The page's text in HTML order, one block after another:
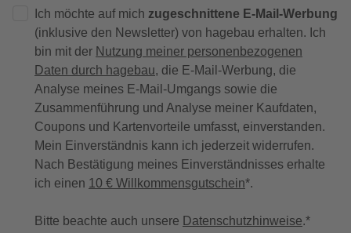
Ich möchte auf mich zugeschnittene E-Mail-Werbung
(inklusive den Newsletter) von hagebau erhalten. Ich
bin mit der Nutzung meiner personenbezogenen
Daten durch hagebau, die E-Mail-Werbung, die
Analyse meines E-Mail-Umgangs sowie die
Zusammenführung und Analyse meiner Kaufdaten,
Coupons und Kartenvorteile umfasst, einverstanden.
Mein Einverständnis kann ich jederzeit widerrufen.
Nach Bestätigung meines Einverständnisses erhalte
ich einen 10 € Willkommensgutschein*.
Bitte beachte auch unsere Datenschutzhinweise.